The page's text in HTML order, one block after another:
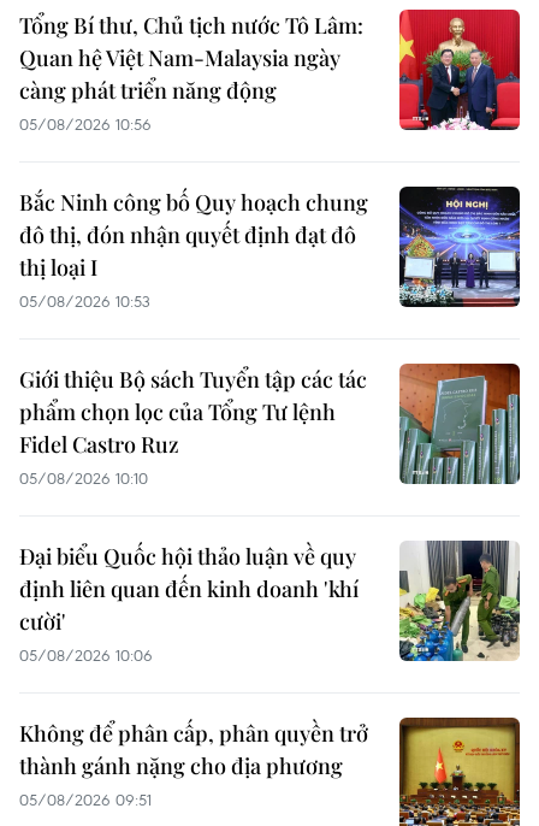
Tổng Bí thư, Chủ tịch nước Tô Lâm:
Quan hệ Việt Nam-Malaysia ngày
càng phát triển năng động
05/08/2026 10:56
Bắc Ninh công bố Quy hoạch chung
đô thị, đón nhận quyết định đạt đô
thị loại I
05/08/2026 10:53
Giới thiệu Bộ sách Tuyển tập các tác
phẩm chọn lọc của Tổng Tư lệnh
Fidel Castro Ruz
05/08/2026 10:10
Đại biểu Quốc hội thảo luận về quy
định liên quan đến kinh doanh 'khí
cười'
05/08/2026 10:06
Không để phân cấp, phân quyền trở
thành gánh nặng cho địa phương
05/08/2026 09:51